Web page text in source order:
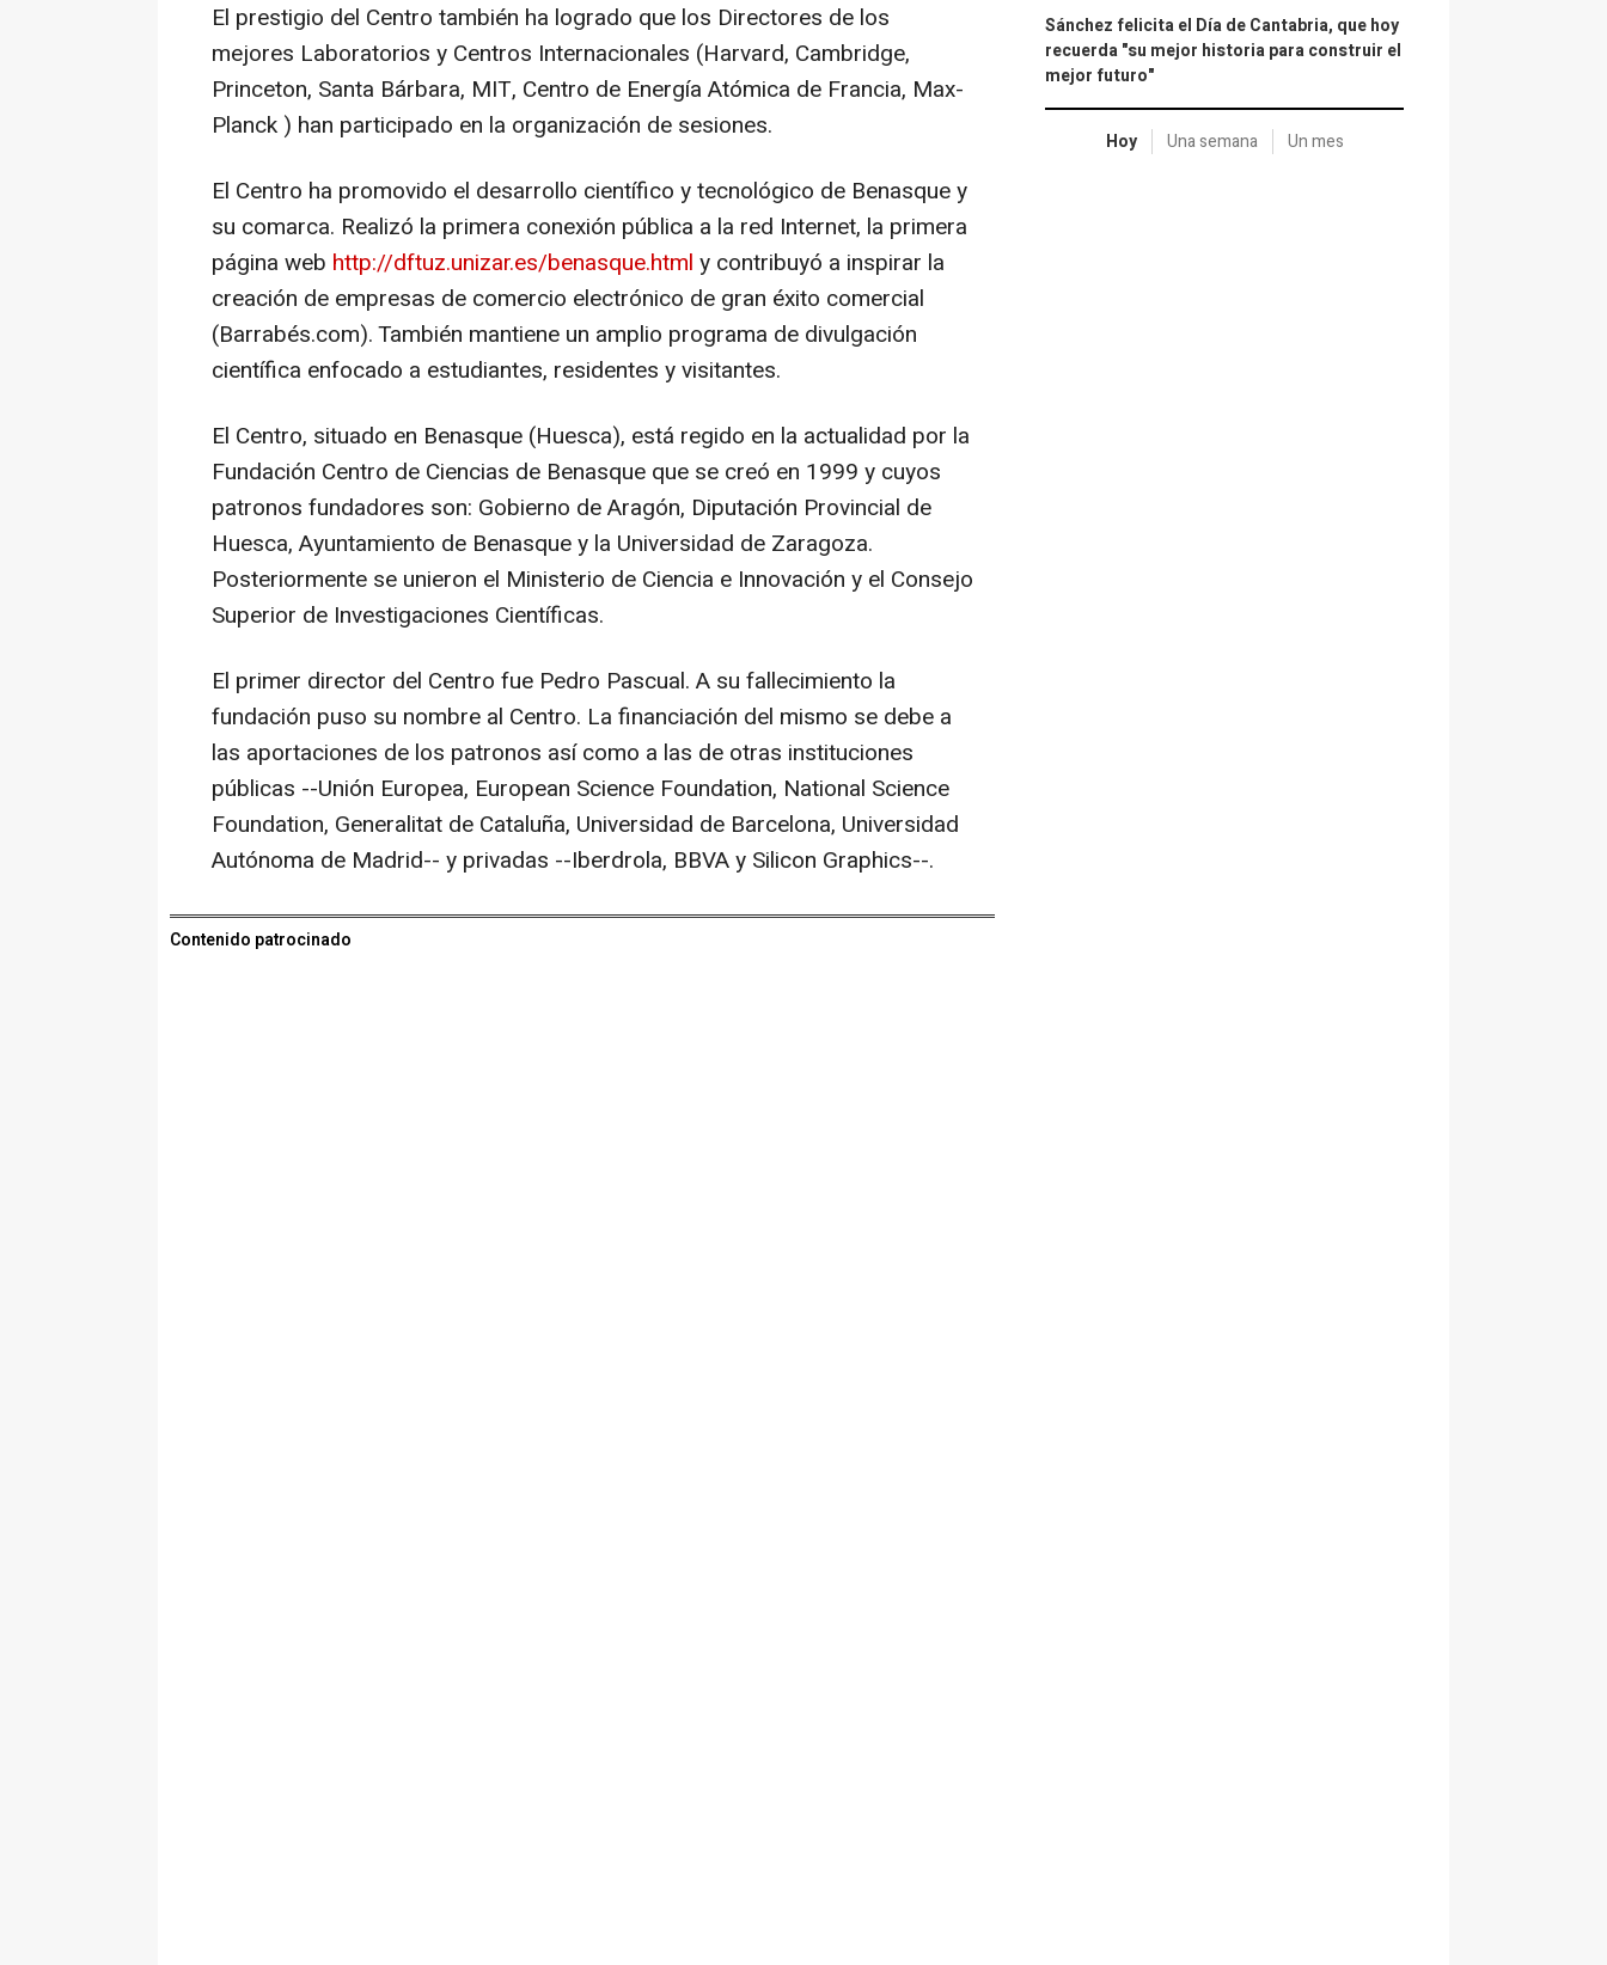
El prestigio del Centro también ha logrado que los Directores de los
mejores Laboratorios y Centros Internacionales (Harvard, Cambridge,
Princeton, Santa Bárbara, MIT, Centro de Energía Atómica de Francia, Max-
Planck ) han participado en la organización de sesiones.
El Centro ha promovido el desarrollo científico y tecnológico de Benasque y
su comarca. Realizó la primera conexión pública a la red Internet, la primera
página web http://dftuz.unizar.es/benasque.html y contribuyó a inspirar la
creación de empresas de comercio electrónico de gran éxito comercial
(Barrabés.com). También mantiene un amplio programa de divulgación
científica enfocado a estudiantes, residentes y visitantes.
El Centro, situado en Benasque (Huesca), está regido en la actualidad por la
Fundación Centro de Ciencias de Benasque que se creó en 1999 y cuyos
patronos fundadores son: Gobierno de Aragón, Diputación Provincial de
Huesca, Ayuntamiento de Benasque y la Universidad de Zaragoza.
Posteriormente se unieron el Ministerio de Ciencia e Innovación y el Consejo
Superior de Investigaciones Científicas.
El primer director del Centro fue Pedro Pascual. A su fallecimiento la
fundación puso su nombre al Centro. La financiación del mismo se debe a
las aportaciones de los patronos así como a las de otras instituciones
públicas --Unión Europea, European Science Foundation, National Science
Foundation, Generalitat de Cataluña, Universidad de Barcelona, Universidad
Autónoma de Madrid-- y privadas --Iberdrola, BBVA y Silicon Graphics--.
Contenido patrocinado
Sánchez felicita el Día de Cantabria, que hoy
recuerda "su mejor historia para construir el
mejor futuro"
Hoy Una semana Un mes